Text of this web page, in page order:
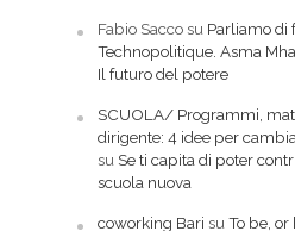
Fabio Saccosu Parliamo di
Technopolitique. Asma
Il futuro del potere
SCUOLA/ Programmi,
dirigente: 4 idee per
su Se ti capita di poter
scuola nuova
coworking Bari suTo be, or